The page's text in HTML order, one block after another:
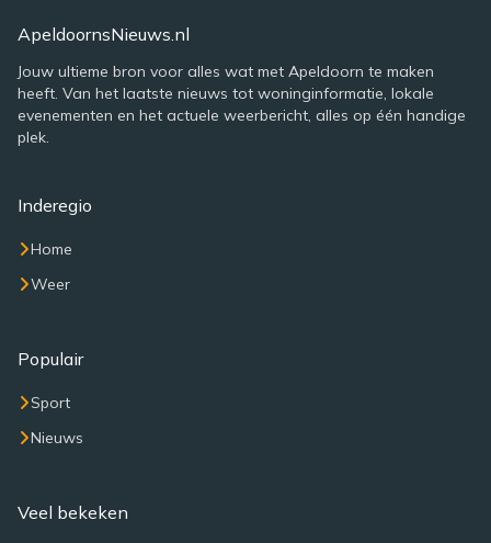
ApeldoornsNieuws.nl
Jouw ultieme bron voor alles wat met Apeldoorn te maken
heeft. Van het laatste nieuws tot woninginformatie, lokale
evenementen en het actuele weerbericht, alles op één handige
plek.
Inderegio
Home
Weer
Populair
Sport
Nieuws
Veel bekeken